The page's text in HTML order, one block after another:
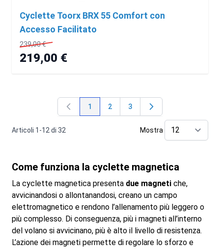
Cyclette Toorx BRX 55 Comfort con
Accesso Facilitato
239,00 €
219,00 €
Articoli 1 -12di 32
Attualmente stai leggendo la pagina
1
Pagina
2
Pagina
3
Mostra
Come funziona la cyclette magnetica
La cyclette magnetica presenta due magneti che,
avvicinandosi o allontanandosi, creano un campo
elettromagnetico e rendono l’allenamento più leggero o
più complesso. Di conseguenza, più i magneti all’interno
del volano si avvicinano, più è alto il livello di resistenza.
L’azione dei magneti permette di regolare lo sforzo e